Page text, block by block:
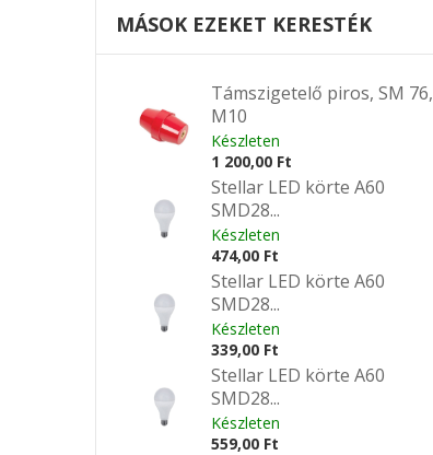
MÁSOK EZEKET KERESTÉK
Támszigetelő piros, SM 76,
M10
Készleten
1 200,00 Ft
Stellar LED körte A60
SMD28...
Készleten
474,00 Ft
Stellar LED körte A60
SMD28...
Készleten
339,00 Ft
Stellar LED körte A60
SMD28...
Készleten
559,00 Ft